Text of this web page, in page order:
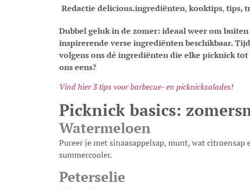
Redactie delicious.ingrediënten,kooktips,tips,
Dubbel geluk in de zomer: ideaal weer om
inspirerende verse ingrediënten beschikbaar.
volgens ons dé ingrediënten die elke picknick tot
ons eens?
Vind hier 3 tips voor barbecue- en picknicksalades!
Picknick basics:
Watermeloen
Pureer je met sinaasappelsap, munt, wat citroensap
summercooler.
Peterselie